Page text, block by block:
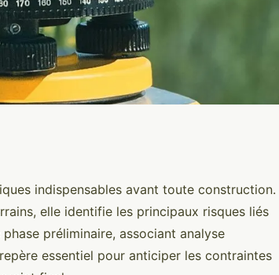
indispensables avant toute construction.
elle identifie les principaux risques liés
préliminaire, associant analyse
essentiel pour anticiper les contraintes